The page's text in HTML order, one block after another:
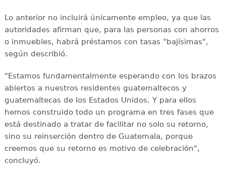
Lo anterior no incluirá únicamente empleo, ya que las
autoridades afirman que, para las personas con ahorros
o inmuebles, habrá préstamos con tasas "bajísimas",
según describió.
"Estamos fundamentalmente esperando con los brazos
abiertos a nuestros residentes guatemaltecos y
guatemaltecas de los Estados Unidos. Y para ellos
hemos construido todo un programa en tres fases que
está destinado a tratar de facilitar no solo su retorno,
sino su reinserción dentro de Guatemala, porque
creemos que su retorno es motivo de celebración",
concluyó.